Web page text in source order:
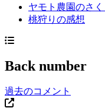
ヤモト農園のさ
桃狩りの感想
Back number
過去のコメント